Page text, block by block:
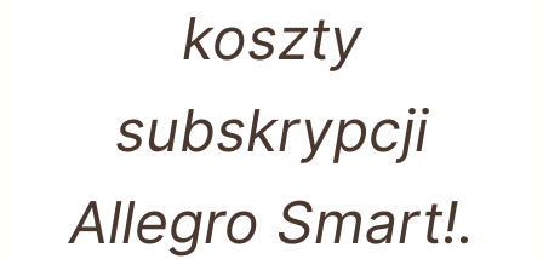
koszty
subskrypcji
Allegro Smart!.